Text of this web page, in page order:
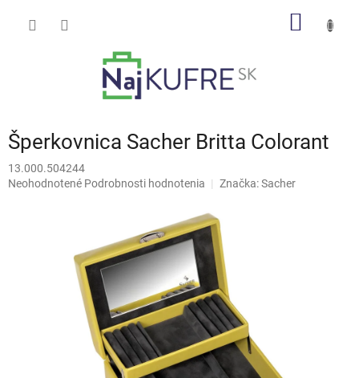
Šperkovnica Sacher Britta Colorant
13.000.504244
Priemerné
Neohodnotené Podrobnosti hodnotenia Značka:Sacher